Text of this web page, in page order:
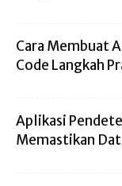
Cara Membuat
Code Langkah
Aplikasi
Memastikan